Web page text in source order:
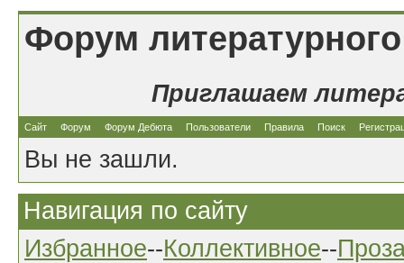
Форум
Приглашаем
Сайт Форум Форум Дебюта Пользователи Правила Поиск
Вы не зашли.
Навигация по сайту
Избранное--Коллективное--